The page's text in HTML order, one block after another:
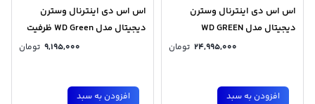
اس اس دی اینترنال وسترن
دیجیتال مدل WD GREEN
24,995,000 تومان
افزودن به سبد
اس اس دی اینترنال وسترن
دیجیتال مدل WD Green ظرفیت
9,195,000 تومان
افزودن به سبد